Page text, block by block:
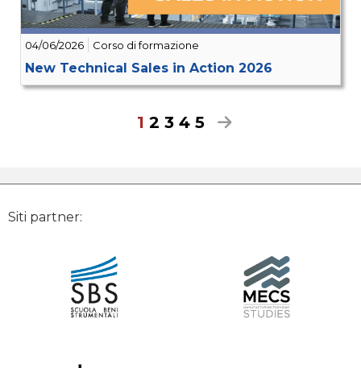
04/06/2026 Corso di formazione
New Technical Sales in Action 2026
1 2 3 4 5
Siti partner: